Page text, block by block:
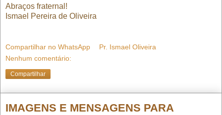
Abraços fraternal!
Ismael Pereira de Oliveira
Compartilhar no WhatsApp
Pr. Ismael Oliveira
Nenhum comentário:
Compartilhar
IMAGENS E MENSAGENS PARA